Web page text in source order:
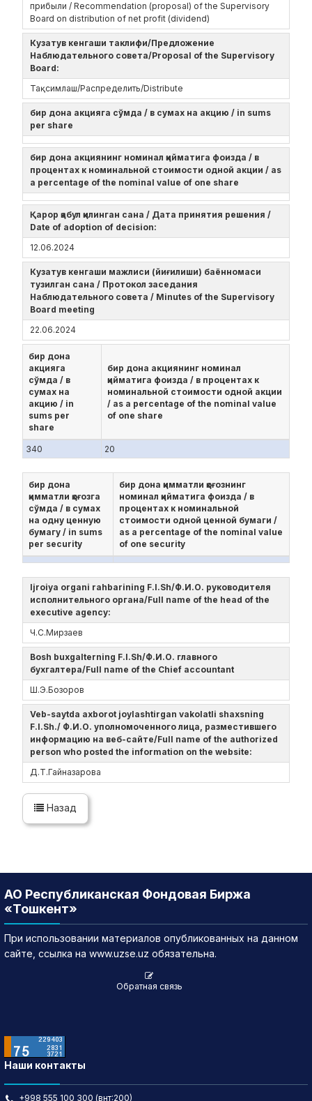
прибыли / Recommendation (proposal) of the Supervisory
Board on distribution of net profit (dividend)
Кузатув кенгаши таклифи/Предложение
Наблюдательного совета/Proposal of the Supervisory
Board:
Тақсимлаш/Распределить/Distribute
бир дона акцияга сўмда / в сумах на акцию / in sums
per share
бир дона акциянинг номинал қийматига фоизда / в
процентах к номинальной стоимости одной акции / as
a percentage of the nominal value of one share
Қарор қабул қилинган сана / Дата принятия решения /
Date of adoption of decision:
12.06.2024
Кузатув кенгаши мажлиси (йиғилиши) баённомаси
тузилган сана / Протокол заседания
Наблюдательного совета / Minutes of the Supervisory
Board meeting
22.06.2024
бир дона
акцияга
сўмда / в
сумах на
акцию / in
sums per
share
бир дона акциянинг номинал
қийматига фоизда / в процентах к
номинальной стоимости одной акции
/ as a percentage of the nominal value
of one share
340 20
бир дона
қимматли қоғозга
сўмда / в сумах
на одну ценную
бумагу / in sums
per security
бир дона қимматли қоғознинг
номинал қийматига фоизда / в
процентах к номинальной
стоимости одной ценной бумаги /
as a percentage of the nominal value
of one security
Ijroiya organi rahbarining F.I.Sh/Ф.И.О. руководителя
исполнительного органа/Full name of the head of the
executive agency:
Ч.С.Мирзаев
Bosh buxgalterning F.I.Sh/Ф.И.О. главного
бухгалтера/Full name of the Chief accountant
Ш.Э.Бозоров
Veb-saytda axborot joylashtirgan vakolatli shaxsning
F.I.Sh./ Ф.И.О. уполномоченного лица, разместившего
информацию на веб-сайте/Full name of the authorized
person who posted the information on the website:
Д.Т.Гайназарова
Назад
АО Республиканская Фондовая Биржа
«Тошкент»
При использовании материалов опубликованных на данном
сайте, ссылка на www.uzse.uz обязательна.
Обратная связь
Наши контакты
+998 555 100 300 (внт:200)